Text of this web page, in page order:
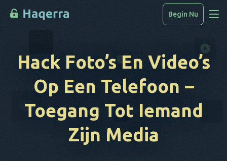
Hoe Te Hacken
Apparatenlijst
Begin Nu
Hack Foto’s En Video’s
Op Een Telefoon –
Toegang Tot Iemand
Zijn Media